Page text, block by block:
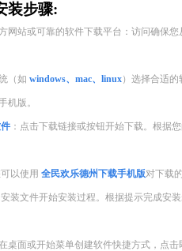
装步骤:
网站或可靠的软件下载平台：访问确保
（如 windows、mac、linux）选择合适
机版。
：点击下载链接或按钮开始下载。根据
以使用 全民欢乐德州下载手机版对下载
装文件开始安装过程。根据提示完成安
桌面或开始菜单创建软件快捷方式，点